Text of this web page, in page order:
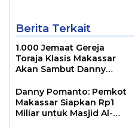
Berita Terkait
1.000 Jemaat Gereja
Toraja Klasis Makassar
Akan Sambut Danny
Natal Besok
Danny Pomanto: Pemkot
Makassar Siapkan Rp1
Miliar untuk Masjid Al-